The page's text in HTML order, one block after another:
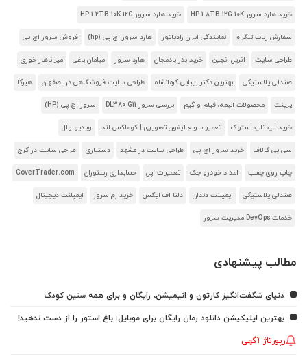
خرید هارد سرور HP 1.8TB 12G 10K خرید هارد سرور HP 1.2TB 10K 12G
سفارش ربات تلگرام نمایندگی ایران رادیاتور هارد سرور اچ پی (hp) فروش سرور اچ پی
طراحی سایت آنریل انجین خرید بذر بادمجان هارد سرور مبلمان باغی میز ناهار خوری
صندلی پلاستیکی بهترین دکتر زیبایی کرمانشاه طراحی سایت فروشگاهی در اصفهان هیرکا
پرینت محصولات انیمه، فیلم و گیم بررسی سرور DL380 G11 سرور اچ پی (HP)
خرید لپ تاپ استوک تعمیر سریع آیفون تصویری | کوماکس لند ویدیو وال
سی پی کالاف خرید سرور اچ پی طراحی سایت در مشهد دستیاری طراحی سایت در کرج
چاپ روی چسب امداد خودرو جک تعمیرات اپل حسابداری رستوران CoverTrader.com
صندلی پلاستیکی ایمپلنت دندان دلتا اف ایکس خرید رم سرور ایمپلنت دیجیتال
خدمات DevOps مدیریت سرور
مطالب پیشنهادی
دنیای شگفت‌انگیز کارتون و انیمیشن، رایگان و برای همه سنین کودک
بهترین اپلیکیشن دانلود رمان رایگان برای موبایل؛ باغ استور را از دست ندهید!
رپورتاژ آگهی